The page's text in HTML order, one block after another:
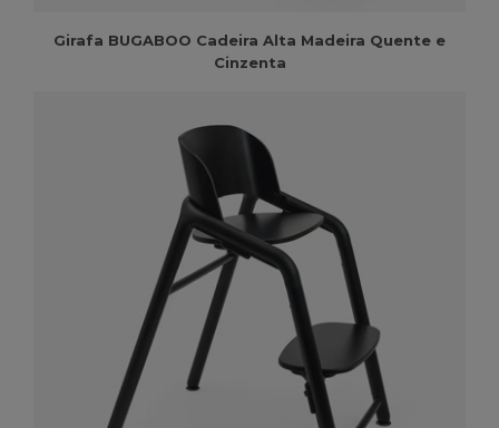
Girafa BUGABOO Cadeira Alta Madeira Quente e
Cinzenta